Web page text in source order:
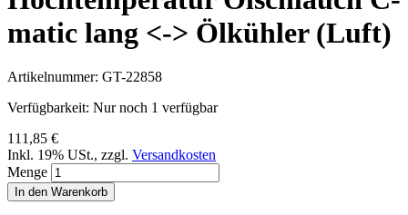
matic lang <-> Ölkühler (Luft)
Artikelnummer: GT-22858
Verfügbarkeit: Nur noch 1 verfügbar
111,85 €
Inkl. 19% USt., zzgl. Versandkosten
Menge
In den Warenkorb